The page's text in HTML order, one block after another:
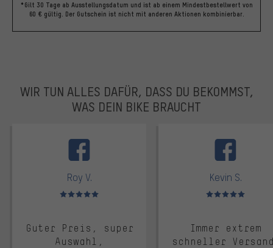
*Gilt 30 Tage ab Ausstellungsdatum und ist ab einem Mindestbestellwert von
60 € gültig. Der Gutschein ist nicht mit anderen Aktionen kombinierbar.
WIR TUN ALLES DAFÜR, DASS DU BEKOMMST,
WAS DEIN BIKE BRAUCHT
Roy V.
Bewertungen: 5 von 5
Guter Preis, super
Auswahl,
Kevin S.
Bewertungen: 5 von 5
Immer extrem
schneller